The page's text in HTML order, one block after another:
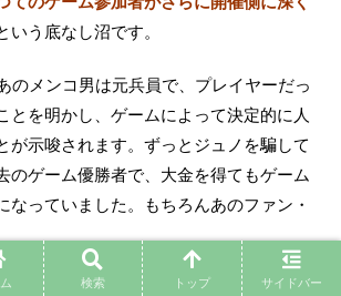
いう底なし沼です。
のメンコ男は元兵員で、プレイヤーだっ
とを明かし、ゲームによって決定的に人
が示唆されます。ずっとジュノを騙して
のゲーム優勝者で、大金を得てもゲーム
なっていました。もちろんあのファン・
は「勝ち」という概念があるようにみせ
検索 トップ サイドバー